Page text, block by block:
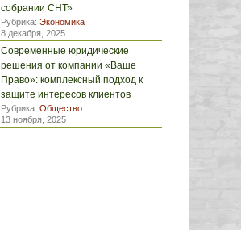
собрании СНТ»
Рубрика: Экономика
8 декабря, 2025
Современные юридические
решения от компании «Ваше
Право»: комплексный подход к
защите интересов клиентов
Рубрика: Общество
13 ноября, 2025